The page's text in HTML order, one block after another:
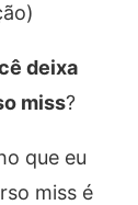
deixa
miss?
que eu
miss é